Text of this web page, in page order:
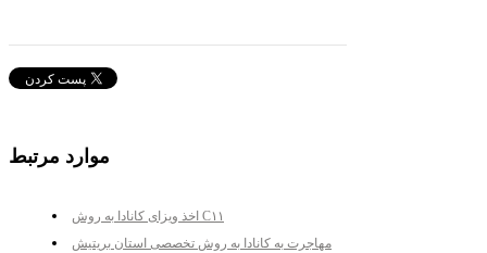
موارد مرتبط
اخذ ویزای کانادا به روش C۱۱
مهاجرت به کانادا به روش تخصصی استان بریتیش